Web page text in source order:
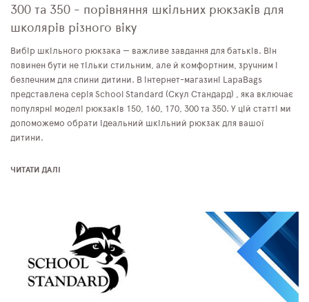
300 та 350 - порівняння шкільних рюкзаків для
школярів різного віку
Вибір шкільного рюкзака — важливе завдання для батьків. Він
повинен бути не тільки стильним, але й комфортним, зручним і
безпечним для спини дитини. В інтернет-магазині LapaBags
представлена серія School Standard (Скул Стандард) , яка включає
популярні моделі рюкзаків 150, 160, 170, 300 та 350. У цій статті ми
допоможемо обрати ідеальний шкільний рюкзак для вашої
дитини.
ЧИТАТИ ДАЛІ